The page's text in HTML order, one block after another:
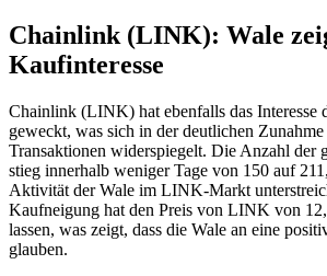
Chainlink (LINK): Wale
Kaufinteresse
Chainlink (LINK) hat ebenfalls das Interesse
geweckt, was sich in der deutlichen Zunahme
Transaktionen widerspiegelt. Die Anzahl der
stieg innerhalb weniger Tage von 150 auf
Aktivität der Wale im LINK-Markt
Kaufneigung hat den Preis von LINK von
lassen, was zeigt, dass die Wale an eine
glauben.